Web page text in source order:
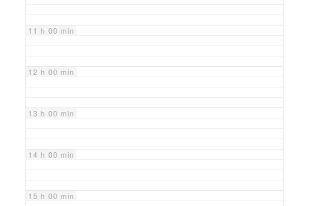
11 h 00 min
12 h 00 min
13 h 00 min
14 h 00 min
15 h 00 min